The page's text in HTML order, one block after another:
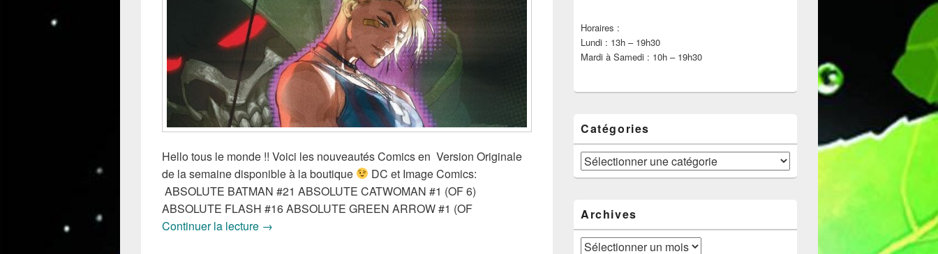
Hello tous le monde !! Voici les nouveautés Comics en Version Originale
de la semaine disponible à la boutique
DC et Image Comics:
ABSOLUTE BATMAN #21 ABSOLUTE CATWOMAN #1 (OF 6)
ABSOLUTE FLASH #16 ABSOLUTE GREEN ARROW #1 (OF
Continuer la lecture Sortie des comics VO de la semaine du 17 Juin 2026 !!
→
Horaires :
Lundi : 13h – 19h30
Mardi à Samedi : 10h – 19h30
Catégories
Catégories
Archives
Archives